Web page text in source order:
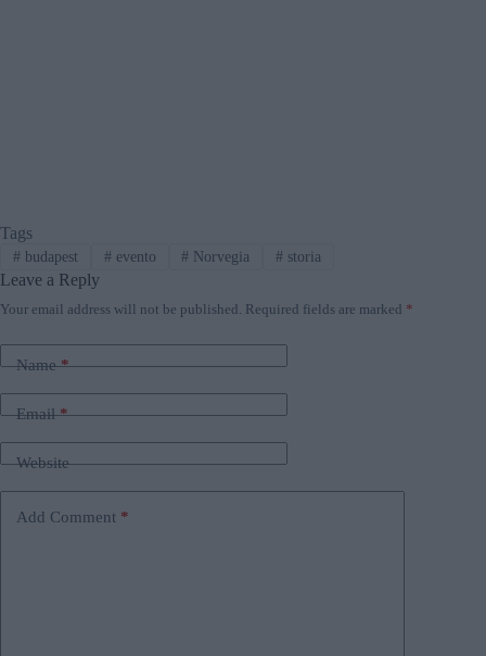
Tags
#budapest #evento # Norvegia # storia
Leave a Reply
Your email address will not be published. Required fields are marked *
Name*
Email*
Website
Add Comment *